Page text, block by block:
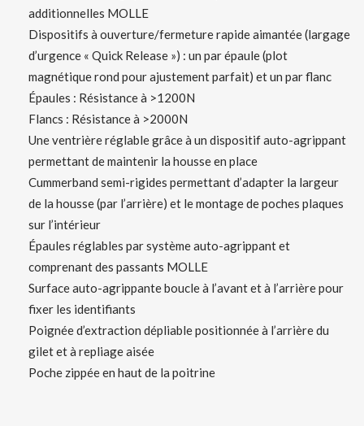
additionnelles MOLLE
Dispositifs à ouverture/fermeture rapide aimantée (largage
d’urgence « Quick Release ») : un par épaule (plot
magnétique rond pour ajustement parfait) et un par flanc
Épaules : Résistance à >1200N
Flancs : Résistance à >2000N
Une ventrière réglable grâce à un dispositif auto-agrippant
permettant de maintenir la housse en place
Cummerband semi-rigides permettant d’adapter la largeur
de la housse (par l’arrière) et le montage de poches plaques
sur l’intérieur
Épaules réglables par système auto-agrippant et
comprenant des passants MOLLE
Surface auto-agrippante boucle à l’avant et à l’arrière pour
fixer les identifiants
Poignée d’extraction dépliable positionnée à l’arrière du
gilet et à repliage aisée
Poche zippée en haut de la poitrine